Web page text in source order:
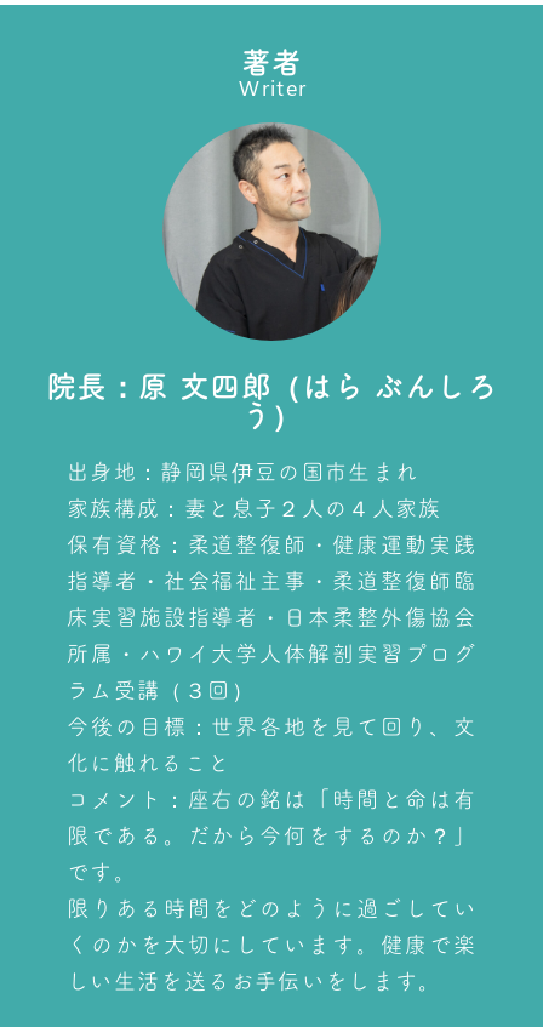
著者
Writer
院長：原 文四郎（はら ぶんしろ
う）
出身地：静岡県伊豆の国市生まれ
家族構成：妻と息子２人の４人家族
保有資格：柔道整復師・健康運動実践
指導者・社会福祉主事・柔道整復師臨
床実習施設指導者・日本柔整外傷協会
所属・ハワイ大学人体解剖実習プログ
ラム受講（３回）
今後の目標：世界各地を見て回り、文
化に触れること
コメント：座右の銘は「時間と命は有
限である。だから今何をするのか？」
です。
限りある時間をどのように過ごしてい
くのかを大切にしています。健康で楽
しい生活を送るお手伝いをします。